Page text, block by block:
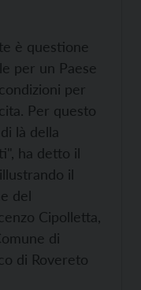
è questione
per un Paese
per
Per questo
là della
ha detto il
il
del
Cipolletta,
di
di Rovereto